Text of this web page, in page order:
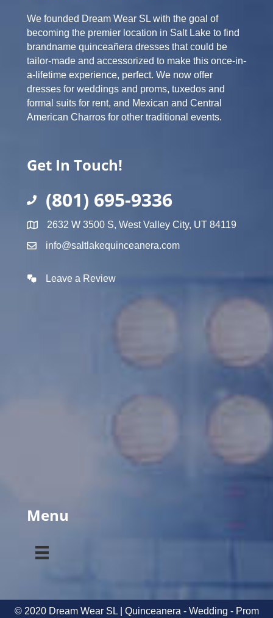
We founded Dream Wear SL with the goal of
becoming the premier location in Salt Lake to find
brandname quinceañera dresses that could be
tailor-made and accessorized to make this once-in-
a-lifetime experience, perfect. We now offer
dresses for weddings and proms, tuxedos and
formal suits for rent, and Mexican and Central
American Charros for other traditional events.
Get In Touch!
(801) 695-9336
2632 W 3500 S, West Valley City, UT 84119
info@saltlakequinceanera.com
Leave a Review
Menu
© 2020 Dream Wear SL | Quinceanera - Wedding - Prom